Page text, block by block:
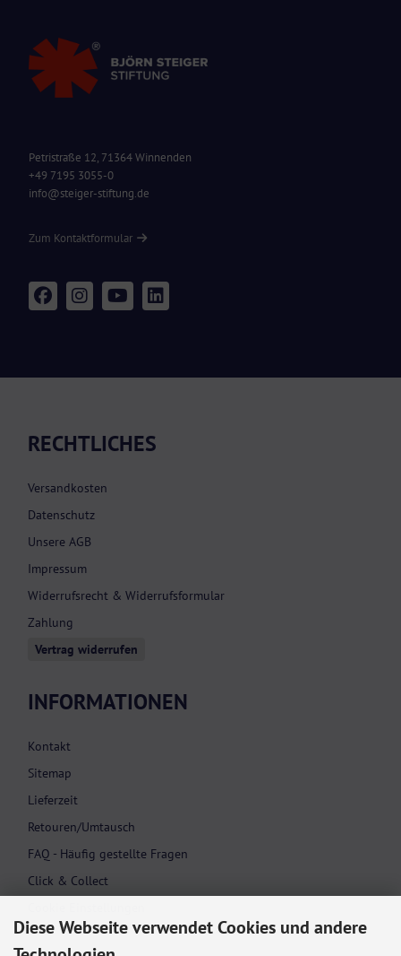
Petristraße 12, 71364 Winnenden
+49 7195 3055-0
info@steiger-stiftung.de
Zum Kontaktformular
RECHTLICHES
Versandkosten
Datenschutz
Unsere AGB
Impressum
Widerrufsrecht & Widerrufsformular
Zahlung
Vertrag widerrufen
INFORMATIONEN
Kontakt
Sitemap
Lieferzeit
Retouren/Umtausch
FAQ - Häufig gestellte Fragen
Click & Collect
Diese Webseite verwendet Cookies und andere